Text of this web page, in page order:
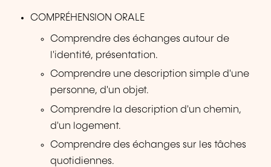
COMPRÉHENSION ORALE
Comprendre des échanges autour de
l'identité, présentation.
Comprendre une description simple d'une
personne, d'un objet.
Comprendre la description d'un chemin,
d'un logement.
Comprendre des échanges sur les tâches
quotidiennes.